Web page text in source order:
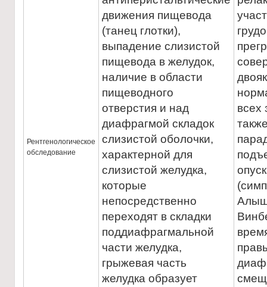
Рентгенологическое
обследование
движения пищевода
(танец глотки),
выпадение слизистой
пищевода в желудок,
наличие в области
пищеводного
отверстия и над
диафрагмой складок
слизистой оболочки,
характерной для
слизистой желудка,
которые
непосредственно
переходят в складки
поддиафрагмальной
части желудка,
грыжевая часть
желудка образует
всех